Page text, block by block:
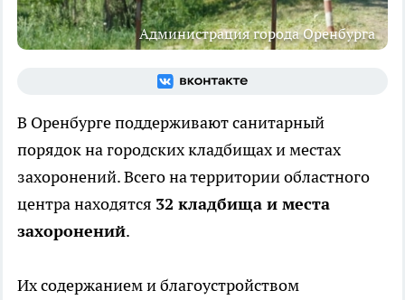
Администрация города Оренбурга
В Оренбурге поддерживают санитарный
порядок на городских кладбищах и местах
захоронений. Всего на территории областного
центра находятся 32 кладбища и места
захоронений.
Их содержанием и благоустройством